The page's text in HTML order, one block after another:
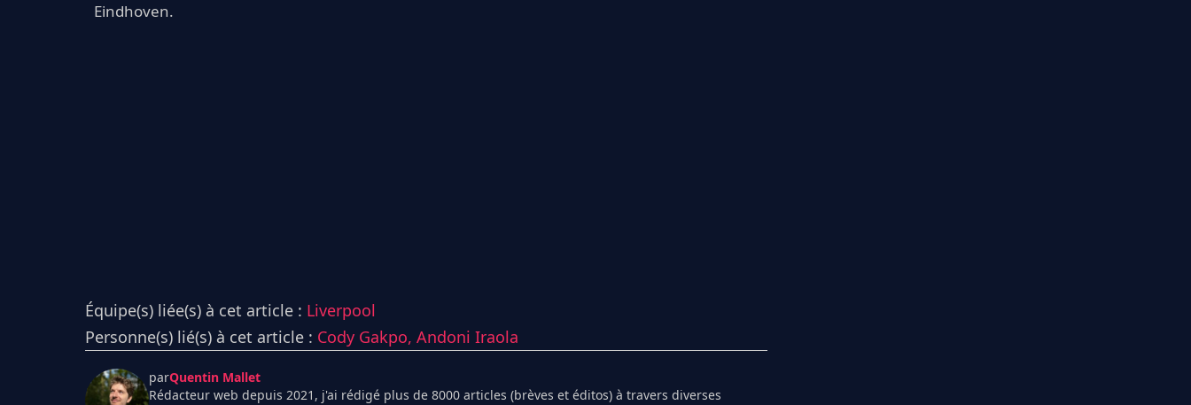
Eindhoven.
Équipe(s) liée(s) à cet article : Liverpool
Personne(s) lié(s) à cet article : Cody Gakpo, Andoni Iraola
parQuentin Mallet
Rédacteur web depuis 2021, j'ai rédigé plus de 8000 articles (brèves et éditos) à travers diverses